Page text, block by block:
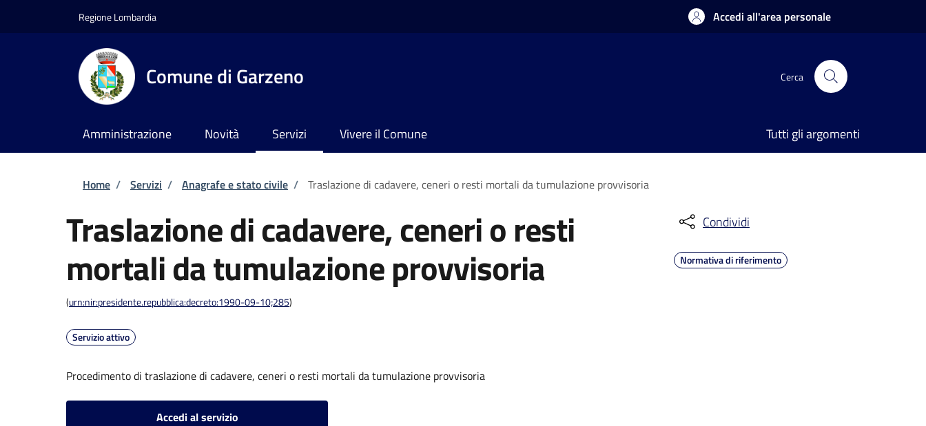
Regione Lombardia Accedi all'area personale
Comune di Garzeno Cerca
Amministrazione Novità Servizi Vivere il Comune Tutti gli argomenti
Briciole di pane
Home / Servizi / Anagrafe e stato civile / Traslazione di cadavere, ceneri o resti mortali da tumulazione provvisoria
Traslazione di cadavere, ceneri o resti
mortali da tumulazione provvisoria
(urn:nir:presidente.repubblica:decreto:1990-09-10;285)
Servizio attivo
Procedimento di traslazione di cadavere, ceneri o resti mortali da tumulazione provvisoria
Accedi al servizio
Condividi
Normativa di riferimento